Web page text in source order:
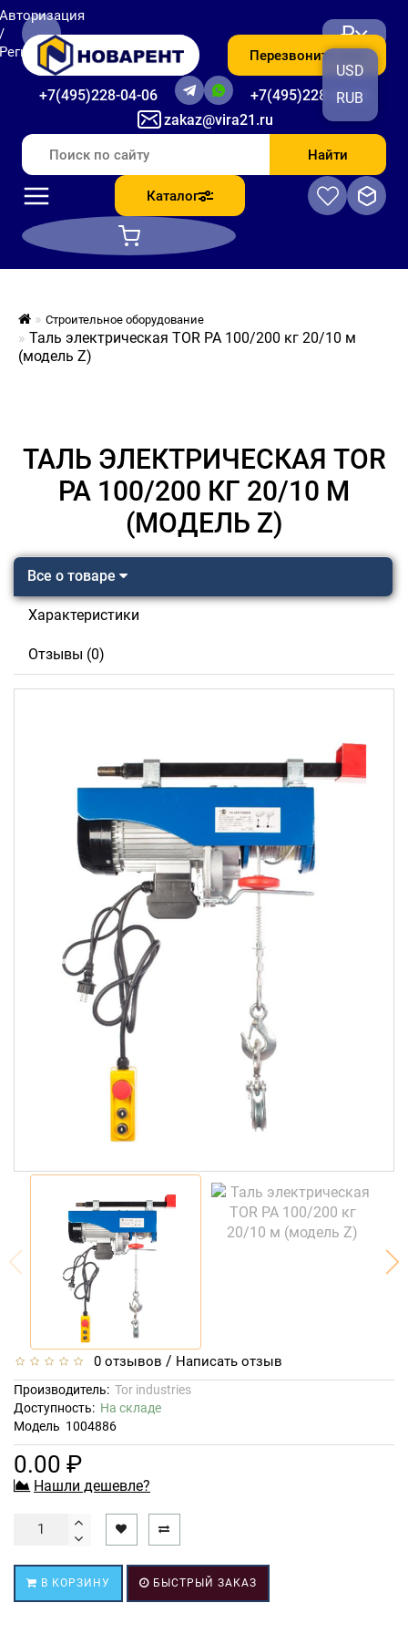
zakaz@vira21.ru
+7(495)228-04-06 +7(495)228-06-56
Перезвоните мне
₽
USD
RUB
Найти
Каталог
Строительное оборудование
Таль электрическая TOR PA 100/200 кг 20/10 м
(модель Z)
ТАЛЬ ЭЛЕКТРИЧЕСКАЯ TOR
PA 100/200 КГ 20/10 М
(МОДЕЛЬ Z)
Все о товаре
Характеристики
Отзывы (0)
0 отзывов / Написать отзыв
Производитель: Tor industries
Доступность: На складе
Модель 1004886
0.00 ₽
Нашли дешевле?
В КОРЗИНУ БЫСТРЫЙ ЗАКАЗ